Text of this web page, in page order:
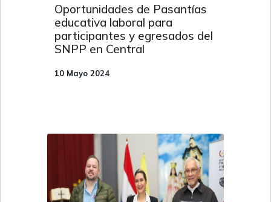
Oportunidades de Pasantías
educativa laboral para
participantes y egresados del
SNPP en Central
10 Mayo 2024